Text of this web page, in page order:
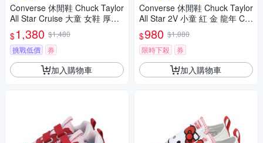
Converse 休閒鞋 Chuck Taylor
All Star Cruise 大童 女鞋 厚底
黑 星星 帆布鞋 A15497C
$1,380 $1,480
挑戰低價
券
加入購物車
Converse 休閒鞋 Chuck Taylor
All Star 2V 小童 紅 金 龍年 CN
Y 小朋友 帆布鞋 A08838C
$980 $1,080
限時下殺
券
加入購物車